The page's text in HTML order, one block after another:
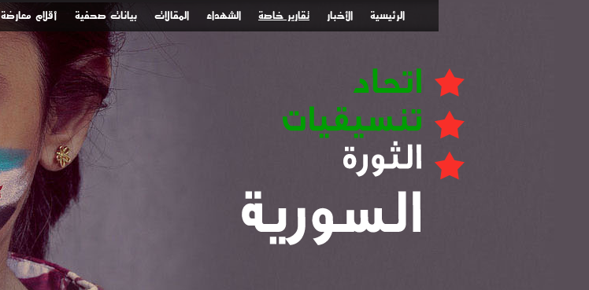
الرئيسية الأخبار تقارير خاصة الشهداء المقالات بيانات صحفية أقلام معارضة